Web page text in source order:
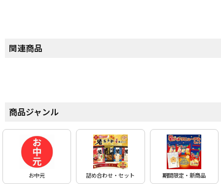
関連商品
商品ジャンル
お中元 詰め合わせ・セット 期間限定・新商品